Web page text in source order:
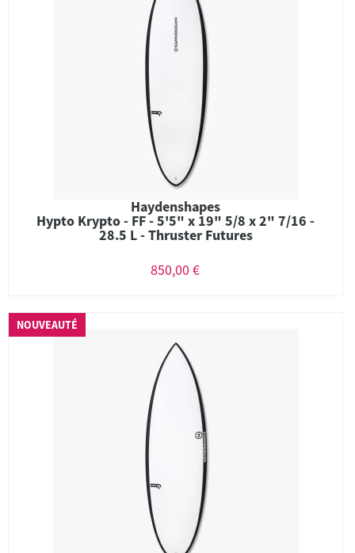
Haydenshapes
Hypto Krypto - FF - 5'5" x 19" 5/8 x 2" 7/16 -
28.5 L - Thruster Futures
850,00 €
NOUVEAUTÉ